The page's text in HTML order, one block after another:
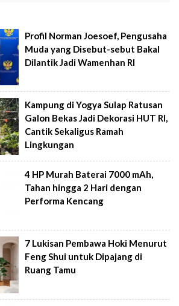
Profil Norman Joesoef, Pengusaha
Muda yang Disebut-sebut Bakal
Dilantik Jadi Wamenhan RI
Kampung di Yogya Sulap Ratusan
Galon Bekas Jadi Dekorasi HUT RI,
Cantik Sekaligus Ramah
Lingkungan
4 HP Murah Baterai 7000 mAh,
Tahan hingga 2 Hari dengan
Performa Kencang
7 Lukisan Pembawa Hoki Menurut
Feng Shui untuk Dipajang di
Ruang Tamu